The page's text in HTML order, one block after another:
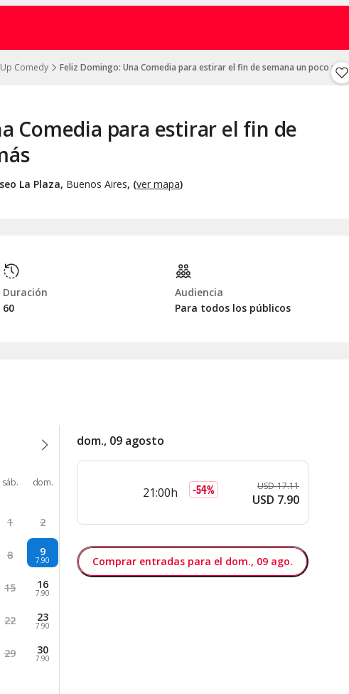
Comedy Feliz Domingo: Una Comedia para estirar el fin de semana un poco más
Comedia para estirar el fin de
La Plaza, Buenos Aires, (ver mapa)
Duración
60
Audiencia
Para todos los públicos
sáb. dom.
1 2
8 9
7.90
15 16
7.90
22 23
7.90
29 30
7.90
dom., 09 agosto
21:00h -54% USD 17.11
USD 7.90
Comprar entradas para el dom., 09 ago.